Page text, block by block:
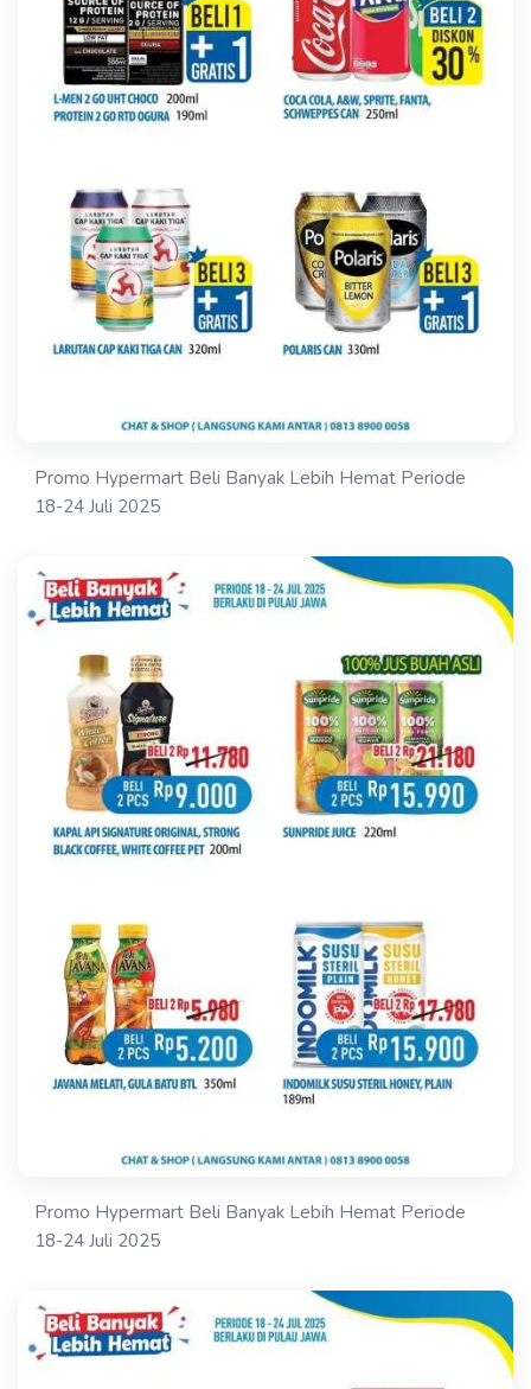
Promo Hypermart Beli Banyak Lebih Hemat Periode
18-24 Juli 2025
Promo Hypermart Beli Banyak Lebih Hemat Periode
18-24 Juli 2025